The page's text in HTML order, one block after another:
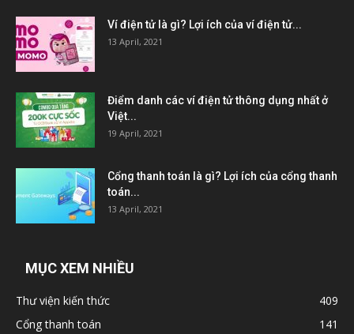
Ví điện tử là gì? Lợi ích của ví điện tử...
13 April, 2021
Điểm danh các ví điện tử thông dụng nhất ở
Việt...
19 April, 2021
Cổng thanh toán là gì? Lợi ích của cổng thanh
toán...
13 April, 2021
MỤC XEM NHIỀU
Thư viện kiến thức
409
Cổng thanh toán
141